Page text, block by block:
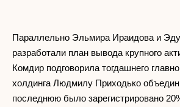
Параллельно Эльмира Ираидова и
разработали план вывода крупного
Комдир подговорила тогдашнего
холдинга Людмилу Приходько
последнюю было зарегистрировано